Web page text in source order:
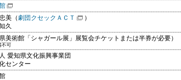
美（ 劇団クセックＡＣＴ
）
久
美術館「シャガール展」展覧会チケットまたは半券が必要）
不可
愛知県文化振興事業団
センター